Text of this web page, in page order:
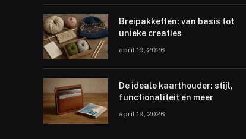
Breipakketten: van basis tot
unieke creaties
april 19, 2026
De ideale kaarthouder: stijl,
functionaliteit en meer
april 19, 2026